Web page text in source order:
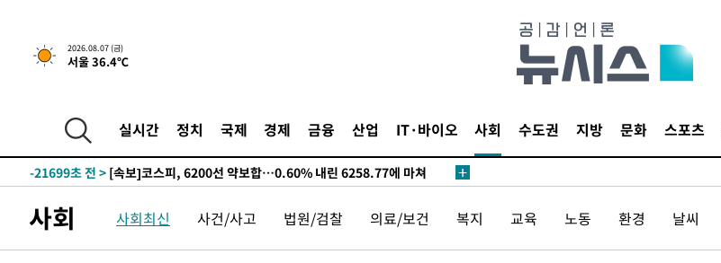
2026.08.07 (금)
서울 36.4℃
실시간 정치 국제 경제 금융 산업 IT·바이오 사회 수도권 지방 문화 스포츠
갈 수도
-27597초 전 >낮 최고 37도 찜통더위…곳곳 소나기·강원 많은 비[내일날씨]
-25903초 전 >SK하이닉스, 용인·청주 팹에 54조 투자…"AI 메모리 수요 선제 대
-22012초 전 >
외국인 심판 성 접대 7경기 들여다보니…한국 축구 '5승 2무'
-21746초 전 >
-21699초 전 > [속보]코스피, 6200선 약보합…0.60% 내린 6258.77에 마쳐
-21568초 전 >
[속보] 노원서 40.1도 관측…서울, 2018년 이후 첫 40도
-18658초 전 >[속보]종합특검, '계엄 수용공간 확보' 신용해 前교정본부장 기소
사회 사회최신 사건/사고 법원/검찰 의료/보건 복지 교육 노동 환경 날씨